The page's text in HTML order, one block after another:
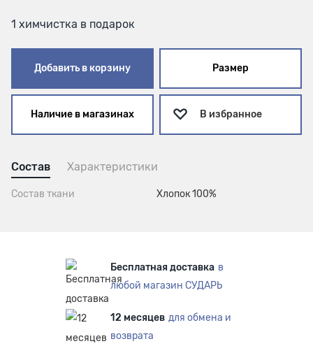
1 химчистка в подарок
Добавить в корзину Размер
Наличие в магазинах В избранное
Состав Характеристики
Состав ткани Хлопок 100%
Бесплатная доставка в
любой магазин СУДАРЬ
12 месяцев для обмена и
возврата